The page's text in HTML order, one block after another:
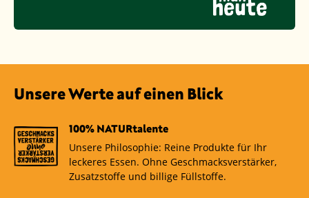
Unsere Werte auf einen Blick
100% NATURtalente
Unsere Philosophie: Reine Produkte für Ihr
leckeres Essen. Ohne Geschmacksverstärker,
Zusatzstoffe und billige Füllstoffe.